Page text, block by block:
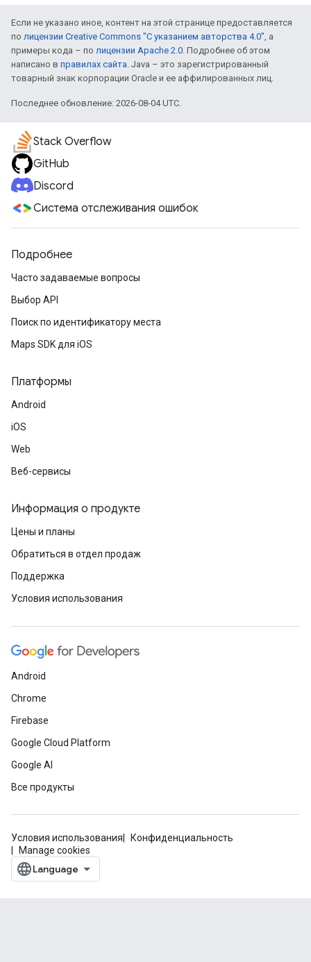
Если не указано иное, контент на этой странице предоставляется
по лицензии Creative Commons "С указанием авторства 4.0", а
примеры кода – по лицензии Apache 2.0. Подробнее об этом
написано в правилах сайта. Java – это зарегистрированный
товарный знак корпорации Oracle и ее аффилированных лиц.
Последнее обновление: 2026-08-04 UTC.
Stack Overflow
GitHub
Discord
Система отслеживания ошибок
Подробнее
Часто задаваемые вопросы
Выбор API
Поиск по идентификатору места
Maps SDK для iOS
Платформы
Android
iOS
Web
Веб-сервисы
Информация о продукте
Цены и планы
Обратиться в отдел продаж
Поддержка
Условия использования
Android
Chrome
Firebase
Google Cloud Platform
Google AI
Все продукты
Условия использования
Конфиденциальность
Manage cookies